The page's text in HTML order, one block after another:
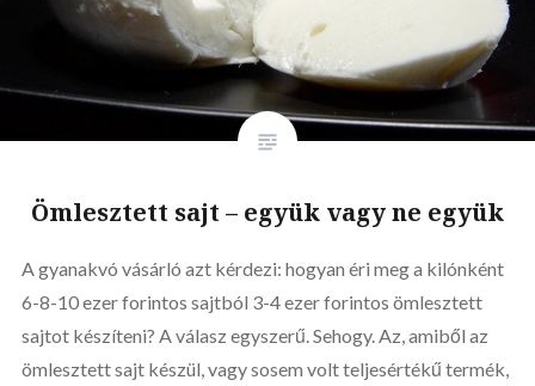
Ömlesztett sajt – együk vagy ne együk
A gyanakvó vásárló azt kérdezi: hogyan éri meg a kilónként
6-8-10 ezer forintos sajtból 3-4 ezer forintos ömlesztett
sajtot készíteni? A válasz egyszerű. Sehogy. Az, amiből az
ömlesztett sajt készül, vagy sosem volt teljesértékű termék,